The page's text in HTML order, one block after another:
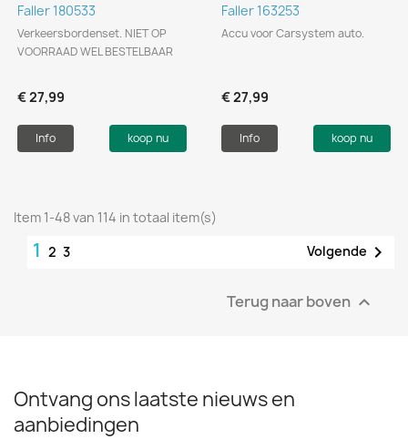
Faller 180533
Verkeersbordenset. NIET OP
VOORRAAD WEL BESTELBAAR
€ 27,99
Info koop nu
Faller 163253
Accu voor Carsystem auto.
€ 27,99
Info koop nu
Item 1-48 van 114 in totaal item(s)
1 2 3 Volgende 
Terug naar boven 
Ontvang ons laatste nieuws en
aanbiedingen